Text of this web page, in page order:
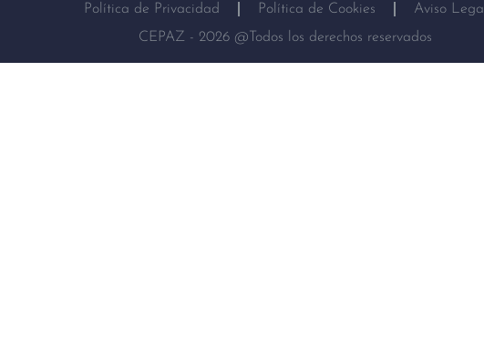
Política de Privacidad Política de Cookies
Aviso Legal
CEPAZ - 2026 @Todos los derechos reservados